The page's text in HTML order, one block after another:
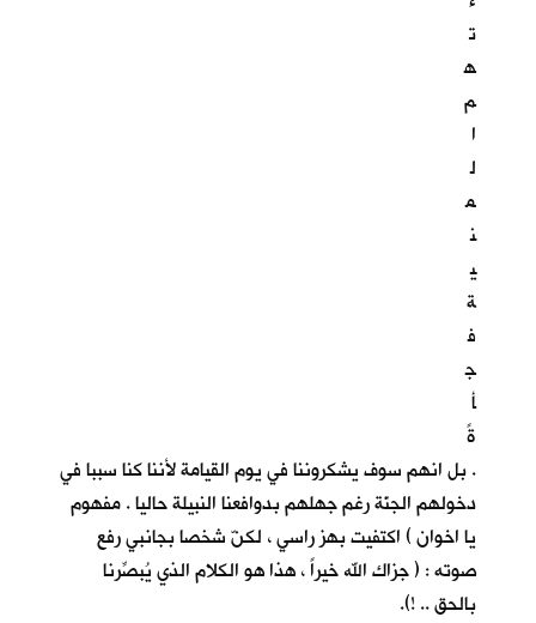
ت
ه
م
ا
ل
م
ن
ي
ة
ف
ج
أ
ةً
. بل انهم سوف يشكروننا في يوم القيامة لأننا كنا سببا في
دخولهم الجنّة رغم جهلهم بدوافعنا النبيلة حاليا . مفهوم
يا اخوان ) اكتفيت بهز راسي ، لكنّ شخصا بجانبي رفع
صوته : ( جزاك الله خيراً ، هذا هو الكلام الذي يُبصِّرنا
بالحق .. !).